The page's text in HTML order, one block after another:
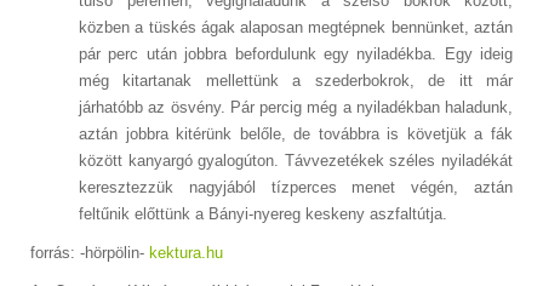
közben a tüskés ágak alaposan megtépnek bennünket, aztán
pár perc után jobbra befordulunk egy nyiladékba. Egy ideig
még kitartanak mellettünk a szederbokrok, de itt már
járhatóbb az ösvény. Pár percig még a nyiladékban haladunk,
aztán jobbra kitérünk belőle, de továbbra is követjük a fák
között kanyargó gyalogúton. Távvezetékek széles nyiladékát
keresztezzük nagyjából tízperces menet végén, aztán
feltűnik előttünk a Bányi-nyereg keskeny aszfaltútja.
forrás: -hörpölin- kektura.hu